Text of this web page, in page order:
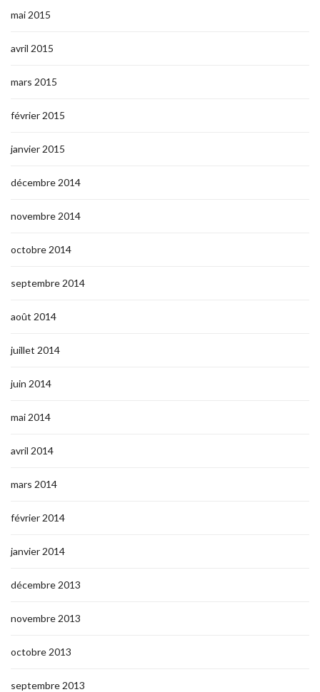
mai 2015
avril 2015
mars 2015
février 2015
janvier 2015
décembre 2014
novembre 2014
octobre 2014
septembre 2014
août 2014
juillet 2014
juin 2014
mai 2014
avril 2014
mars 2014
février 2014
janvier 2014
décembre 2013
novembre 2013
octobre 2013
septembre 2013